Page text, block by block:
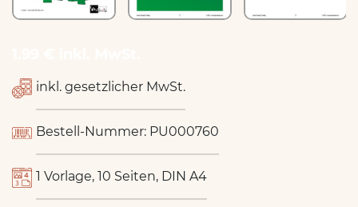
inkl. gesetzlicher MwSt.
Bestell-Nummer: PU000760
1 Vorlage, 10 Seiten, DIN A4